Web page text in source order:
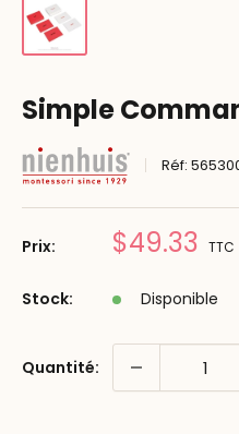
Simple
Réf:
Prix: Prix
$49.33 TTC
Stock: Disponible
Quantité: